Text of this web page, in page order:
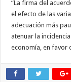
“La firma del
el efecto de las
adecuación más
atenuar la
economía, en favor